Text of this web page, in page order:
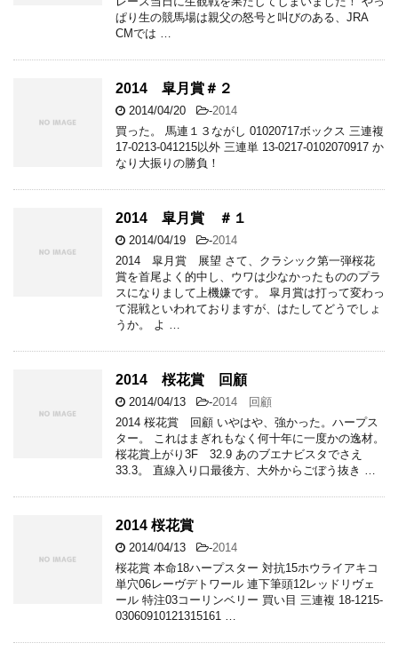
ぱり生の競馬場は親父の怒号と叫びのある、JRA
CMでは …
2014 皐月賞＃２
2014/04/20 -2014
買った。 馬連１３ながし 01020717ボックス 三連複
17-0213-041215以外 三連単 13-0217-0102070917 か
なり大振りの勝負！
2014 皐月賞 ＃１
2014/04/19 -2014
2014 皐月賞 展望 さて、クラシック第一弾桜花
賞を首尾よく的中し、ウワは少なかったもののプラ
スになりまして上機嫌です。 皐月賞は打って変わっ
て混戦といわれておりますが、はたしてどうでしょ
うか。 よ …
2014 桜花賞 回顧
2014/04/13 -2014 回顧
2014 桜花賞 回顧 いやはや、強かった。ハープス
ター。 これはまぎれもなく何十年に一度かの逸材。
桜花賞上がり3F 32.9 あのブエナビスタでさえ
33.3。 直線入り口最後方、大外からごぼう抜き …
2014 桜花賞
2014/04/13 -2014
桜花賞 本命18ハープスター 対抗15ホウライアキコ
単穴06レーヴデトワール 連下筆頭12レッドリヴェ
ール 特注03コーリンベリー 買い目 三連複 18-1215-
03060910121315161 …